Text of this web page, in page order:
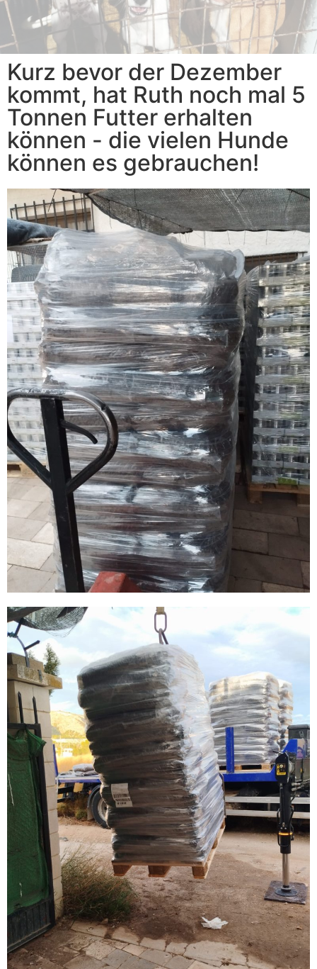
Kurz bevor der Dezember
kommt, hat Ruth noch mal 5
Tonnen Futter erhalten
können - die vielen Hunde
können es gebrauchen!